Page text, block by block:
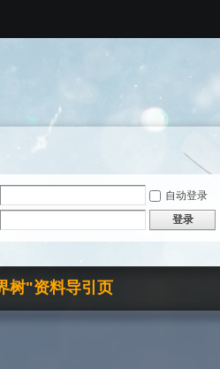
自动登录
登录
树"资料导引页